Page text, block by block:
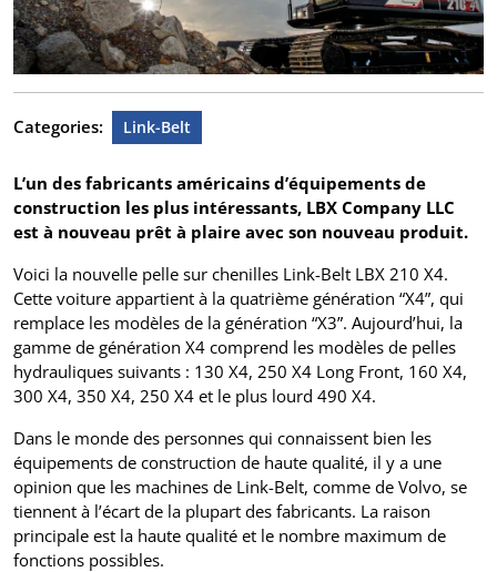
Categories: Link-Belt
L’un des fabricants américains d’équipements de
construction les plus intéressants, LBX Company LLC
est à nouveau prêt à plaire avec son nouveau produit.
Voici la nouvelle pelle sur chenilles Link-Belt LBX 210 X4.
Cette voiture appartient à la quatrième génération “X4”, qui
remplace les modèles de la génération “X3”. Aujourd’hui, la
gamme de génération X4 comprend les modèles de pelles
hydrauliques suivants : 130 X4, 250 X4 Long Front, 160 X4,
300 X4, 350 X4, 250 X4 et le plus lourd 490 X4.
Dans le monde des personnes qui connaissent bien les
équipements de construction de haute qualité, il y a une
opinion que les machines de Link-Belt, comme de Volvo, se
tiennent à l’écart de la plupart des fabricants. La raison
principale est la haute qualité et le nombre maximum de
fonctions possibles.